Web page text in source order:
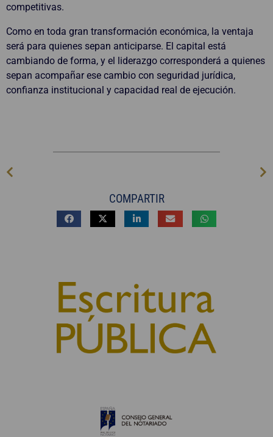
competitivas.
Como en toda gran transformación económica, la ventaja
será para quienes sepan anticiparse. El capital está
cambiando de forma, y el liderazgo corresponderá a quienes
sepan acompañar ese cambio con seguridad jurídica,
confianza institucional y capacidad real de ejecución.
COMPARTIR